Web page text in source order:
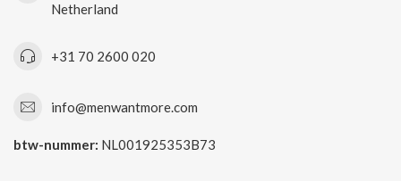
Netherland
+31 70 2600 020
info@menwantmore.com
btw-nummer: NL001925353B73